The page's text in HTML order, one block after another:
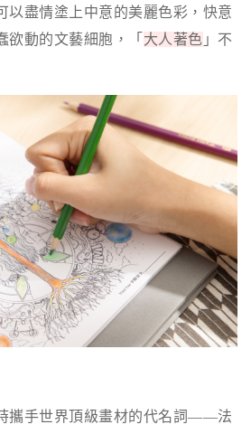
以盡情塗上中意的美麗色彩，快意
欲動的文藝細胞，「 大人著色 」不
攜手世界頂級畫材的代名詞——法